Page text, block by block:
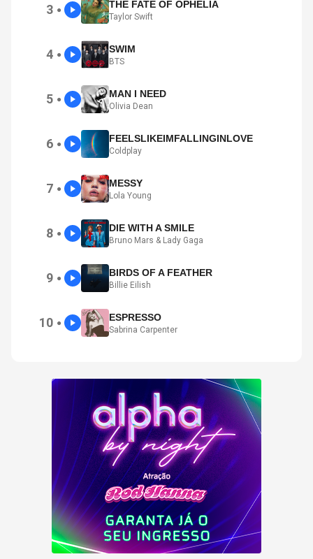
3 ● THE FATE OF OPHELIA
Taylor Swift
4 ● SWIM
BTS
5 ● MAN I NEED
Olivia Dean
6 ● FEELSLIKEIMFALLINGINLOVE
Coldplay
7 ● MESSY
Lola Young
8 ● DIE WITH A SMILE
Bruno Mars & Lady Gaga
9 ● BIRDS OF A FEATHER
Billie Eilish
10 ● ESPRESSO
Sabrina Carpenter